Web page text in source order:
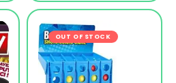
OUT OF STOCK -23%